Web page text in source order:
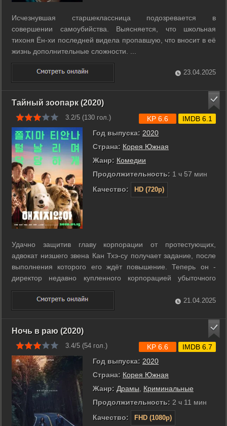
Исчезнувшая старшеклассница подозревается в
совершении самоубийства. Выясняется, что школьная
тихоня Ён-хи последней видела пропавшую, что вносит в её
жизнь дополнительные сложности. ...
23.04.2025
Тайный зоопарк (2020)
3.2/5 (130 гол.)
Год выпуска: 2020
Страна: Корея Южная
Жанр: Комедии
Продолжительность: 1 ч 57 мин
Качество:
HD (720p)
KP 6.6 IMDB 6.1
Удачно защитив главу корпорации от протестующих,
адвокат низшего звена Кан Тхэ-су получает задание, после
выполнения которого его ждёт повышение. Теперь он -
директор недавно купленного корпорацией убыточного
зоопарка, у которого самых популярных животных забрали
за долги. Но Тхэ-су сдаваться не собирается и убеждает
оставшихся сотрудников ...
21.04.2025
Ночь в раю (2020)
3.4/5 (54 гол.)
Год выпуска: 2020
Страна: Корея Южная
Жанр: Драмы
Криминальные
Продолжительность: 2 ч 11 мин
Качество:
FHD (1080p)
KP 6.6 IMDB 6.7